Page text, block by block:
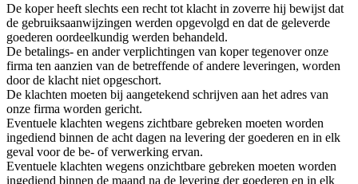
De koper heeft slechts een recht tot klacht in zoverre hij bewijst dat
de gebruiksaanwijzingen werden opgevolgd en dat de geleverde
goederen oordeelkundig werden behandeld.
De betalings- en ander verplichtingen van koper tegenover onze
firma ten aanzien van de betreffende of andere leveringen, worden
door de klacht niet opgeschort.
De klachten moeten bij aangetekend schrijven aan het adres van
onze firma worden gericht.
Eventuele klachten wegens zichtbare gebreken moeten worden
ingediend binnen de acht dagen na levering der goederen en in elk
geval voor de be- of verwerking ervan.
Eventuele klachten wegens onzichtbare gebreken moeten worden
ingediend binnen de maand na de levering der goederen en in elk